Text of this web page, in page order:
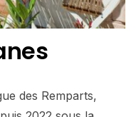
des Remparts,